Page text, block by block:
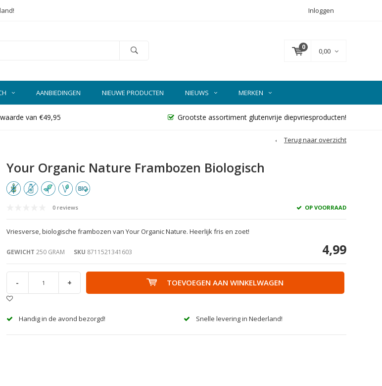
Inloggen
0 0,00
AANBIEDINGEN NIEUWE PRODUCTEN NIEUWS MERKEN
van €49,95 Grootste assortiment glutenvrije diepvriesproducten!
Terug naar overzicht
Your Organic Nature Frambozen Biologisch
0 reviews OP VOORRAAD
Vriesverse, biologische frambozen van Your Organic Nature. Heerlijk fris en zoet!
GEWICHT 250 GRAM SKU 8711521341603 4,99
- + TOEVOEGEN AAN WINKELWAGEN
Handig in de avond bezorgd! Snelle levering in Nederland!